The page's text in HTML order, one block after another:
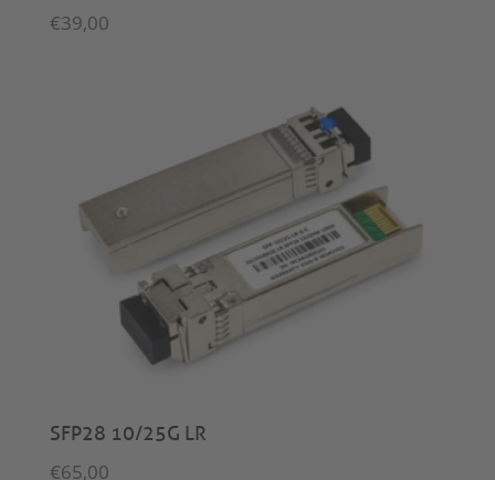
€39,00
SFP28 10/25G LR
€65,00